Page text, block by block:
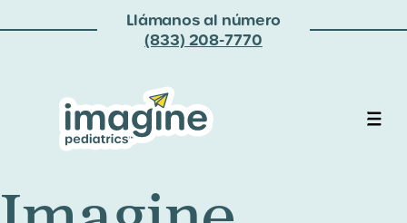
Llámanos al número
(833) 208-7770